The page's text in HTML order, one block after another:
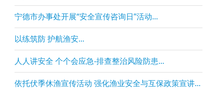
宁德市办事处开展“安全宣传咨询日”活动...
以练筑防 护航渔安...
人人讲安全 个个会应急-排查整治风险防患...
依托伏季休渔宣传活动 强化渔业安全与互保政策宣讲...